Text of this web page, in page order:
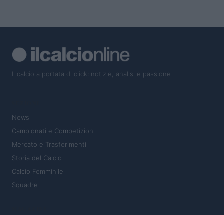
Il calcio a portata di click: notizie, analisi e passione
News
Campionati e Competizioni
Mercato e Trasferimenti
Storia del Calcio
Calcio Femminile
Squadre